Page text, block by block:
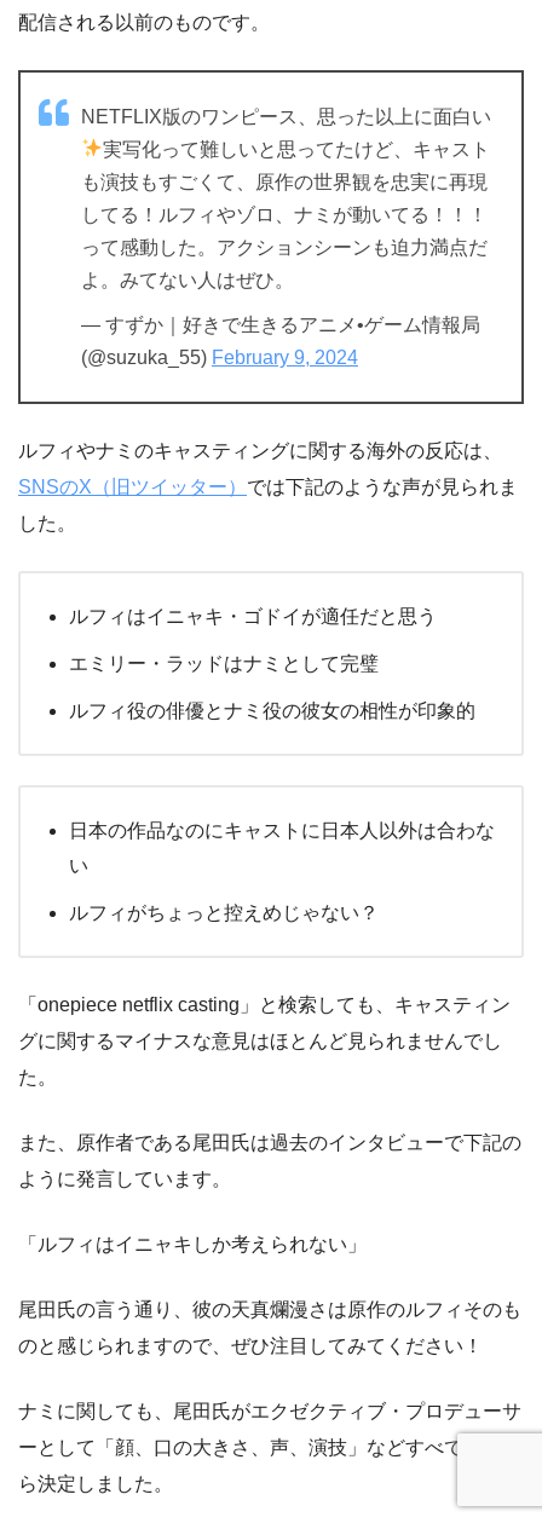
配信される以前のものです。
NETFLIX版のワンピース、思った以上に面白い
実写化って難しいと思ってたけど、キャスト
も演技もすごくて、原作の世界観を忠実に再現
してる！ルフィやゾロ、ナミが動いてる！！！
って感動した。アクションシーンも迫力満点だ
よ。みてない人はぜひ。
— すずか｜好きで生きるアニメ•ゲーム情報局
(@suzuka_55) February 9, 2024
ルフィやナミのキャスティングに関する海外の反応は、
SNSのX（旧ツイッター） では下記のような声が見られま
した。
ルフィはイニャキ・ゴドイが適任だと思う
エミリー・ラッドはナミとして完璧
ルフィ役の俳優とナミ役の彼女の相性が印象的
日本の作品なのにキャストに日本人以外は合わな
い
ルフィがちょっと控えめじゃない？
「onepiece netflix casting」と検索しても、キャスティン
グに関するマイナスな意見はほとんど見られませんでし
た。
また、原作者である尾田氏は過去のインタビューで下記の
ように発言しています。
「ルフィはイニャキしか考えられない」
尾田氏の言う通り、彼の天真爛漫さは原作のルフィそのも
のと感じられますので、ぜひ注目してみてください！
ナミに関しても、尾田氏がエクゼクティブ・プロデューサ
ーとして「顔、口の大きさ、声、演技」などすべての点か
ら決定しました。